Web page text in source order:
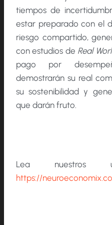
tiempos de
estar preparado con el
riesgo compartido,
con estudios de Real
pago por
demostrarán su real
su sostenibilidad y
que darán fruto.
Lea nuestros
https://